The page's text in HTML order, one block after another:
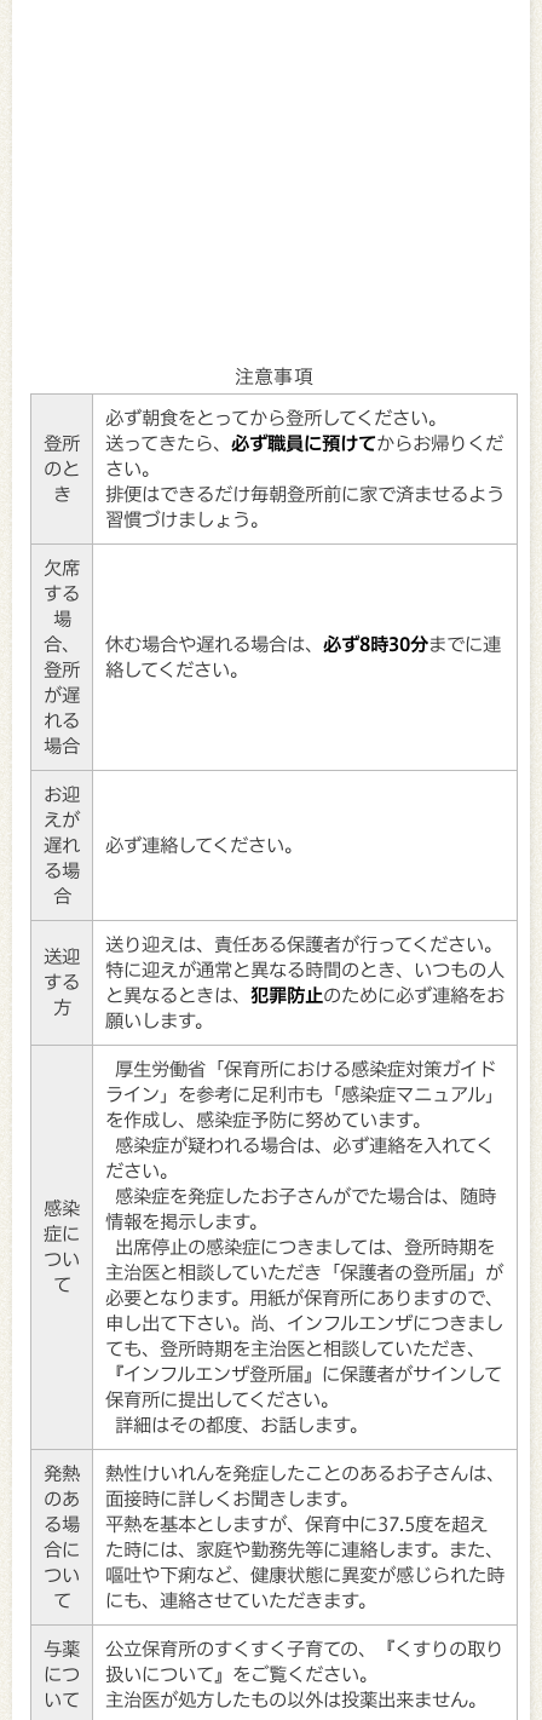
注意事項
登所
のと
き
必ず朝食をとってから登所してください。
送ってきたら、 必ず職員に預けてからお帰りくだ
さい。
排便はできるだけ毎朝登所前に家で済ませるよう
習慣づけましょう。
欠席
する
場
合、
登所
が遅
れる
場合
休む場合や遅れる場合は、 必ず8時30分までに連
絡してください。
お迎
えが
遅れ
る場
合
必ず連絡してください。
送迎
する
方
送り迎えは、責任ある保護者が行ってください。
特に迎えが通常と異なる時間のとき、いつもの人
と異なるときは、 犯罪防止のために必ず連絡をお
願いします。
感染
症に
つい
て
厚生労働省「保育所における感染症対策ガイド
ライン」を参考に足利市も「感染症マニュアル」
を作成し、感染症予防に努めています。
感染症が疑われる場合は、必ず連絡を入れてく
ださい。
感染症を発症したお子さんがでた場合は、随時
情報を掲示します。
出席停止の感染症につきましては、登所時期を
主治医と相談していただき「保護者の登所届」が
必要となります。用紙が保育所にありますので、
申し出て下さい。尚、インフルエンザにつきまし
ても、登所時期を主治医と相談していただき、
『インフルエンザ登所届』に保護者がサインして
保育所に提出してください。
詳細はその都度、お話します。
発熱
のあ
る場
合に
つい
て
熱性けいれんを発症したことのあるお子さんは、
面接時に詳しくお聞きします。
平熱を基本としますが、保育中に37.5度を超え
た時には、家庭や勤務先等に連絡します。また、
嘔吐や下痢など、健康状態に異変が感じられた時
にも、連絡させていただきます。
与薬
につ
いて
公立保育所のすくすく子育ての、『くすりの取り
扱いについて』をご覧ください。
主治医が処方したもの以外は投薬出来ません。